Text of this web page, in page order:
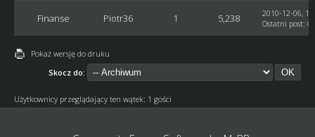
Finanse Piotr36 1 5,238
2010-12-06,
Ostatni post:
Pokaż wersję do druku
Skocz do:
Użytkownicy przeglądający ten wątek: 1 gości